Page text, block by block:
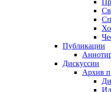
Публикации
Дискуссии
Архив